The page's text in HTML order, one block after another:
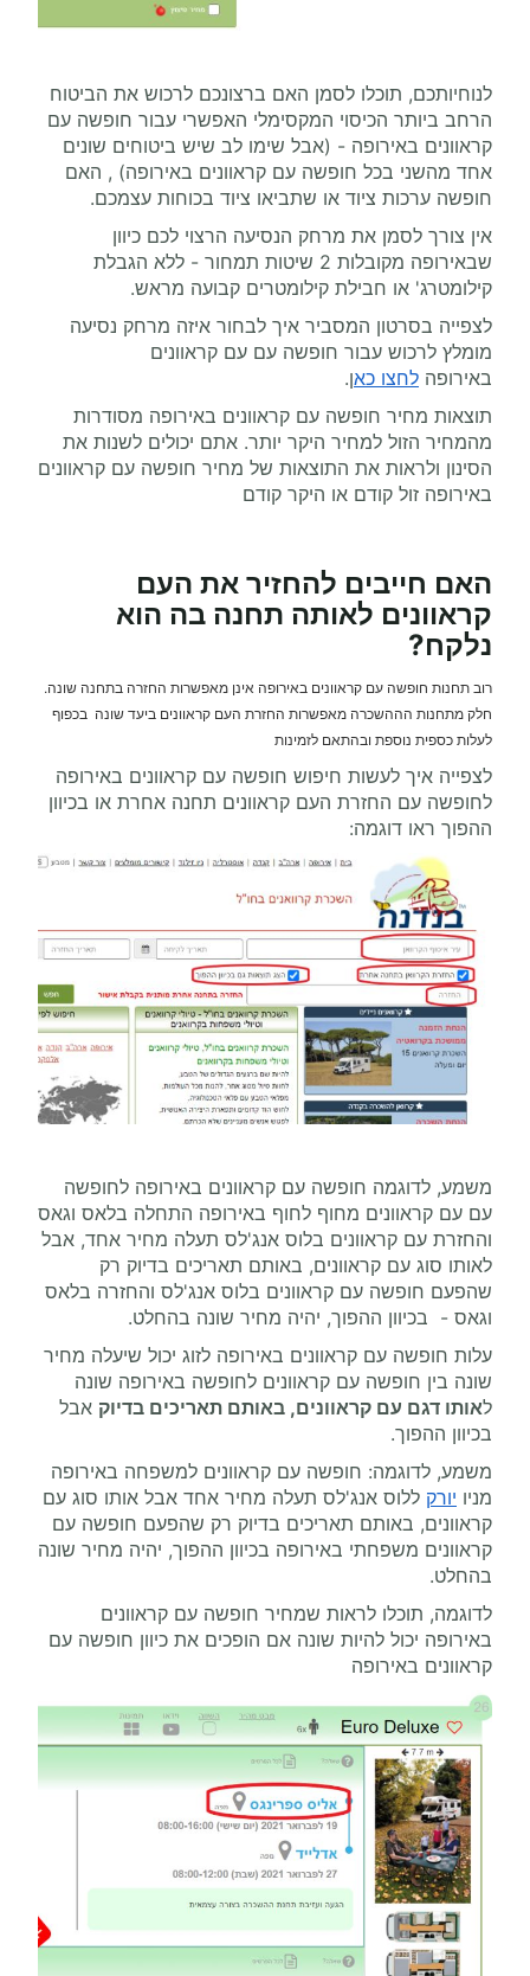
לנוחיותכם, תוכלו לסמן האם ברצונכם לרכוש את הביטוח
הרחב ביותר הכיסוי המקסימלי האפשרי עבור חופשה עם
קראוונים באירופה - (אבל שימו לב שיש ביטוחים שונים
אחד מהשני בכל חופשה עם קראוונים באירופה) , האם
חופשה ערכות ציוד או שתביאו ציוד בכוחות עצמכם.
אין צורך לסמן את מרחק הנסיעה הרצוי לכם כיוון
שבאירופה מקובלות 2 שיטות תמחור - ללא הגבלת
קילומטרג' או חבילת קילומטרים קבועה מראש.
לצפייה בסרטון המסביר איך לבחור איזה מרחק נסיעה
מומלץ לרכוש עבור חופשה עם עם קראוונים
באירופה לחצו כאן.
תוצאות מחיר חופשה עם קראוונים באירופה מסודרות
מהמחיר הזול למחיר היקר יותר. אתם יכולים לשנות את
הסינון ולראות את התוצאות של מחיר חופשה עם קראוונים
באירופה זול קודם או היקר קודם
האם חייבים להחזיר את העם
קראוונים לאותה תחנה בה הוא
נלקח?
רוב תחנות חופשה עם קראוונים באירופה אינן מאפשרות החזרה בתחנה שונה.
חלק מתחנות הההשכרה מאפשרות החזרת העם קראוונים ביעד שונה בכפוף
לעלות כספית נוספת ובהתאם לזמינות
לצפייה איך לעשות חיפוש חופשה עם קראוונים באירופה
לחופשה עם החזרת העם קראוונים תחנה אחרת או בכיוון
ההפוך ראו דוגמה:
משמע, לדוגמה חופשה עם קראוונים באירופה לחופשה
עם עם קראוונים מחוף לחוף באירופה התחלה בלאס וגאס
והחזרת עם קראוונים בלוס אנג'לס תעלה מחיר אחד, אבל
לאותו סוג עם קראוונים, באותם תאריכים בדיוק רק
שהפעם חופשה עם קראוונים בלוס אנג'לס והחזרה בלאס
וגאס - בכיוון ההפוך, יהיה מחיר שונה בהחלט.
עלות חופשה עם קראוונים באירופה לזוג יכול שיעלה מחיר
שונה בין חופשה עם קראוונים לחופשה באירופה שונה
לאותו דגם עם קראוונים, באותם תאריכים בדיוק אבל
בכיוון ההפוך.
משמע, לדוגמה: חופשה עם קראוונים למשפחה באירופה
מניו יורק ללוס אנג'לס תעלה מחיר אחד אבל אותו סוג עם
קראוונים, באותם תאריכים בדיוק רק שהפעם חופשה עם
קראוונים משפחתי באירופה בכיוון ההפוך, יהיה מחיר שונה
בהחלט.
לדוגמה, תוכלו לראות שמחיר חופשה עם קראוונים
באירופה יכול להיות שונה אם הופכים את כיוון חופשה עם
קראוונים באירופה